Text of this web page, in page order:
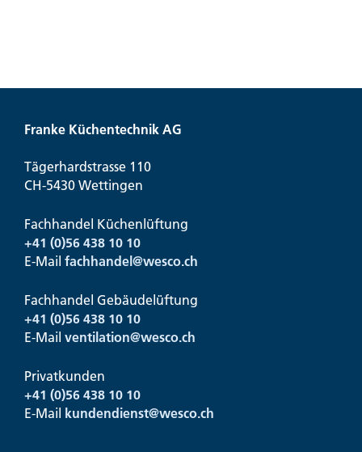
Franke Küchentechnik AG
Tägerhardstrasse 110
CH-5430 Wettingen
Fachhandel Küchenlüftung
+41 (0)56 438 10 10
E-Mail fachhandel@wesco.ch
Fachhandel Gebäudelüftung
+41 (0)56 438 10 10
E-Mail ventilation@wesco.ch
Privatkunden
+41 (0)56 438 10 10
E-Mail kundendienst@wesco.ch